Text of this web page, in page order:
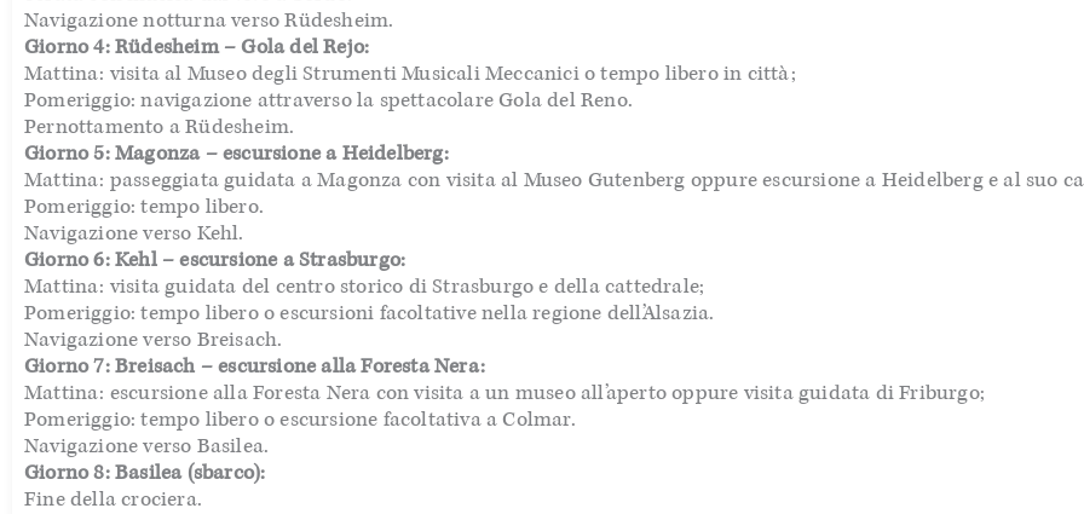
Navigazione notturna verso Rüdesheim.
Giorno 4: Rüdesheim – Gola del Rejo:
Mattina: visita al Museo degli Strumenti Musicali Meccanici o tempo libero in città;
Pomeriggio: navigazione attraverso la spettacolare Gola del Reno.
Pernottamento a Rüdesheim.
Giorno 5: Magonza – escursione a Heidelberg:
Mattina: passeggiata guidata a Magonza con visita al Museo Gutenberg oppure escursione a Heidelberg e al suo
Pomeriggio: tempo libero.
Navigazione verso Kehl.
Giorno 6: Kehl – escursione a Strasburgo:
Mattina: visita guidata del centro storico di Strasburgo e della cattedrale;
Pomeriggio: tempo libero o escursioni facoltative nella regione dell’Alsazia.
Navigazione verso Breisach.
Giorno 7: Breisach – escursione alla Foresta Nera:
Mattina: escursione alla Foresta Nera con visita a un museo all’aperto oppure visita guidata di Friburgo;
Pomeriggio: tempo libero o escursione facoltativa a Colmar.
Navigazione verso Basilea.
Giorno 8: Basilea (sbarco):
Fine della crociera.